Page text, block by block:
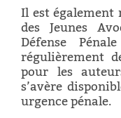
Il est également
des Jeunes
Défense
régulièrement
pour les
s’avère
urgence pénale.